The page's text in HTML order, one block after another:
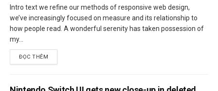
Intro text we refine our methods of responsive web design,
we’ve increasingly focused on measure and its relationship to
how people read. A wonderful serenity has taken possession of
my...
ĐỌC THÊM